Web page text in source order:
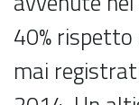
40%
mai